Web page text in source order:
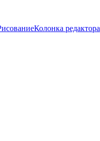
Колонка редактора